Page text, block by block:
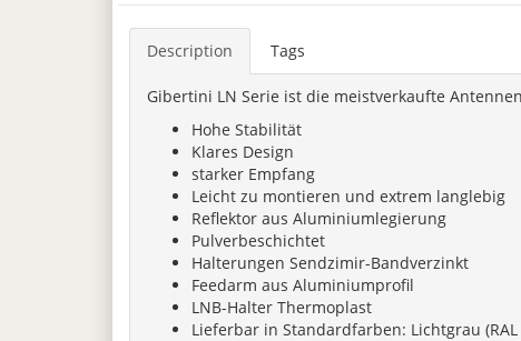
Description Tags
Gibertini LN Serie ist die meistverkaufte
Hohe Stabilität
Klares Design
starker Empfang
Leicht zu montieren und extrem langlebig
Reflektor aus Aluminiumlegierung
Pulverbeschichtet
Halterungen Sendzimir-Bandverzinkt
Feedarm aus Aluminiumprofil
LNB-Halter Thermoplast
Lieferbar in Standardfarben: Lichtgrau